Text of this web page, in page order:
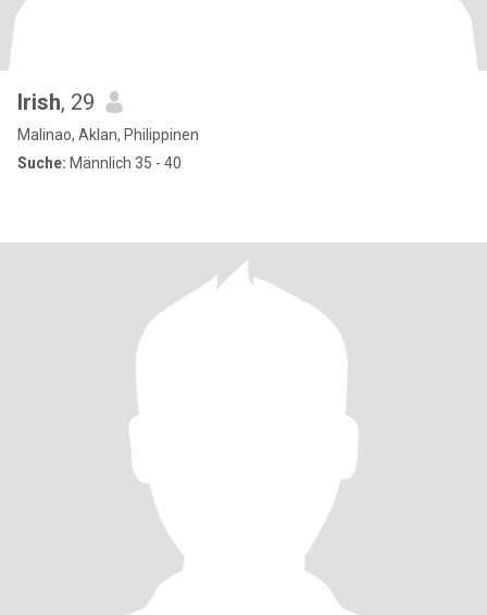
Irish, 29
Malinao, Aklan, Philippinen
Suche: Männlich 35 - 40